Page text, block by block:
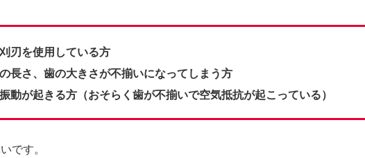
刃を使用している方
長さ、歯の大きさが不揃いになってしまう方
動が起きる方（おそらく歯が不揃いで空気抵抗が起こっている）
です。